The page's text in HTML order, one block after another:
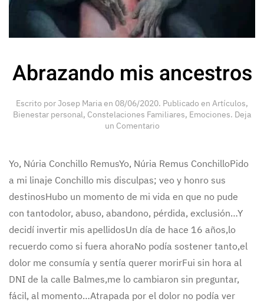
Abrazando mis ancestros
Escrito porJosep Mariaen 08/06/2020. Publicado en Artículos,
Bienestar personal, Constelaciones Familiares, Emociones. Deja
un Comentario
Yo, Núria Conchillo RemusYo, Núria Remus ConchilloPido
a mi linaje Conchillo mis disculpas; veo y honro sus
destinosHubo un momento de mi vida en que no pude
con tantodolor, abuso, abandono, pérdida, exclusión…Y
decidí invertir mis apellidosUn día de hace 16 años,lo
recuerdo como si fuera ahoraNo podía sostener tanto,el
dolor me consumía y sentía querer morirFui sin hora al
DNI de la calle Balmes,me lo cambiaron sin preguntar,
fácil, al momento…Atrapada por el dolor no podía ver